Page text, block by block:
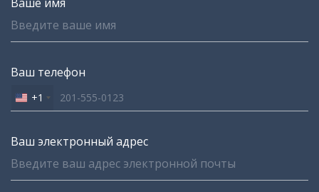
Ваш телефон
United
+1
Ваш электронный адрес